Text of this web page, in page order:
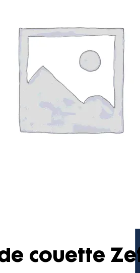
de couette